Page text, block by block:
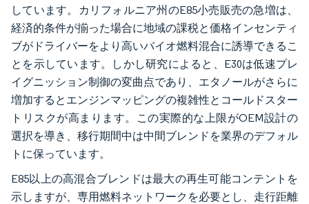
しています。カリフォルニア州のE85小売販売の急増は、
経済的条件が揃った場合に地域の課税と価格インセンティ
ブがドライバーをより高いバイオ燃料混合に誘導できるこ
とを示しています。しかし研究によると、E30は低速プレ
イグニッション制御の変曲点であり、エタノールがさらに
増加するとエンジンマッピングの複雑性とコールドスター
トリスクが高まります。この実際的な上限がOEM設計の
選択を導き、移行期間中は中間ブレンドを業界のデフォル
トに保っています。
E85以上の高混合ブレンドは最大の再生可能コンテントを
示しますが、専用燃料ネットワークを必要とし、走行距離